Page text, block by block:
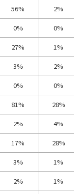
56% 2%
0% 0%
27% 1%
3% 2%
0% 0%
81% 28%
2% 4%
17% 28%
3% 1%
2% 1%